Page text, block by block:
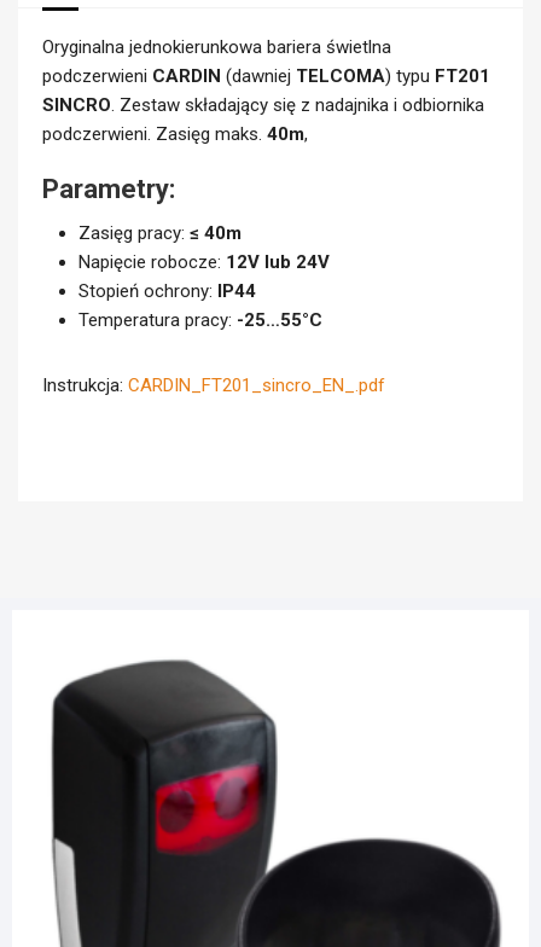
Oryginalna jednokierunkowa bariera świetlna
podczerwieni CARDIN (dawniej TELCOMA) typu FT201
SINCRO. Zestaw składający się z nadajnika i odbiornika
podczerwieni. Zasięg maks. 40m,
Parametry:
Zasięg pracy: ≤ 40m
Napięcie robocze: 12V lub 24V
Stopień ochrony: IP44
Temperatura pracy: -25…55°C
Instrukcja: CARDIN_FT201_sincro_EN_.pdf